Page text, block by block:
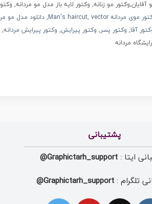
آقایان,وکتور مو زنانه, وکتور لایه باز مدل مو مردانه,
موی مردانه Man's haircut, vector
, دانلود مدل مو
آقا, وکتور پسر, وکتور پیرایش, وکتور پیرایش مردانه,
مردانه
پشتیبانی
ایتا : Graphictarh_support@
تلگرام :Graphictarh_support@